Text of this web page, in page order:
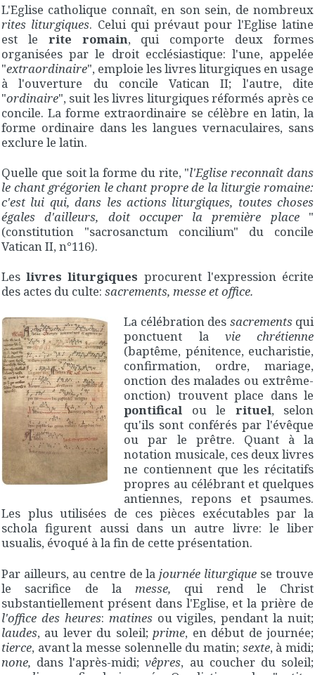
L'Eglise catholique connaît, en son sein, de nombreux
rites liturgiques. Celui qui prévaut pour l'Eglise latine
est le rite romain, qui comporte deux formes
organisées par le droit ecclésiastique: l'une, appelée
"extraordinaire", emploie les livres liturgiques en usage
à l'ouverture du concile Vatican II; l'autre, dite
"ordinaire", suit les livres liturgiques réformés après ce
concile. La forme extraordinaire se célèbre en latin, la
forme ordinaire dans les langues vernaculaires, sans
exclure le latin.
Quelle que soit la forme du rite, "l'Eglise reconnaît dans
le chant grégorien le chant propre de la liturgie romaine:
c'est lui qui, dans les actions liturgiques, toutes choses
égales d'ailleurs, doit occuper la première place"
(constitution "sacrosanctum concilium" du concile
Vatican II, n°116).
Leslivres liturgiques procurent l'expression écrite
des actes du culte: sacrements, messe et office.
La célébration des sacrementsqui
ponctuent la vie chrétienne
(baptême, pénitence, eucharistie,
confirmation, ordre, mariage,
onction des malades ou extrême-
onction) trouvent place dans le
pontifical ou le rituel, selon
qu'ils sont conférés par l'évêque
ou par le prêtre. Quant à la
notation musicale, ces deux livres
ne contiennent que les récitatifs
propres au célébrant et quelques
antiennes, repons et psaumes.
Les plus utilisées de ces pièces exécutables par la
schola figurent aussi dans un autre livre: le liber
usualis, évoqué à la fin de cette présentation.
Par ailleurs, au centre de lajournée liturgique se trouve
le sacrifice de la messe, qui rend le Christ
substantiellement présent dans l'Eglise, et la prière de
l'office des heures: matinesou vigiles, pendant la nuit;
laudes, au lever du soleil;prime, en début de journée;
tierce, avant la messe solennelle du matin; sexte, à midi;
none, dans l'après-midi;vêpres, au coucher du soleil;